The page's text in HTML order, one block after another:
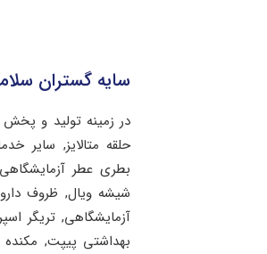
سایه گستران
در زمینه تولید و
حلقه متالایز, سایر
بطری عطر
شیشه ویال, ظروف
آزمایشگاهی, تریگر
بهداشتی پیپت,